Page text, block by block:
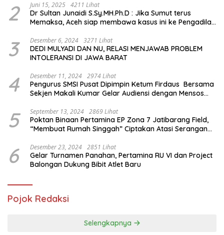
2 Juni 15, 2025 4211 Lihat
Dr Sultan Junaidi S.Sy.MH.Ph.D : Jika Sumut terus
Memaksa, Aceh siap membawa kasus ini ke Pengadilan
3 Desember 6, 2024 3271 Lihat
DEDI MULYADI DAN NU, RELASI MENJAWAB PROBLEM
INTOLERANSI DI JAWA BARAT
4 Desember 11, 2024 2974 Lihat
Pengurus SMSI Pusat Dipimpin Ketum Firdaus Bersama
Sekjen Makali Kumar Gelar Audiensi dengan Mensos
5 September 13, 2024 2869 Lihat
Poktan Binaan Pertamina EP Zona 7 Jatibarang Field,
“Membuat Rumah Singgah” Ciptakan Atasi Serangan
6 Desember 23, 2024 2851 Lihat
Gelar Turnamen Panahan, Pertamina RU VI dan Project
Balongan Dukung Bibit Atlet Baru
Pojok Redaksi
Selengkapnya